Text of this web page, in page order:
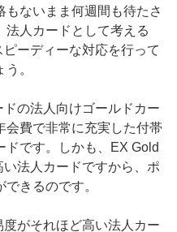
ないまま何週間も待たさ
法人カードとして考える
ーディーな対応を行って
。
の法人向けゴールドカー
会費で非常に充実した付帯
ドです。しかも、EX Gold
法人カードですから、ポ
きるのです。
がそれほど高い法人カー